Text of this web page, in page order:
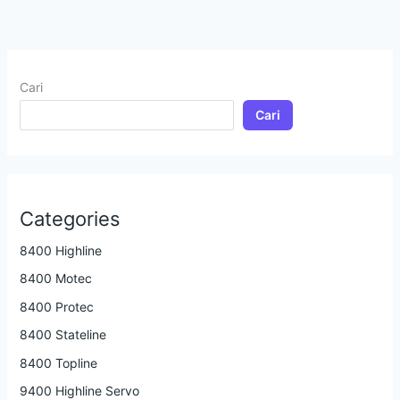
Cari
Cari
Categories
8400 Highline
8400 Motec
8400 Protec
8400 Stateline
8400 Topline
9400 Highline Servo